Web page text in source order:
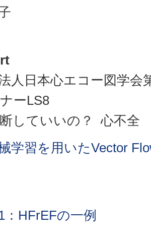
人日本心エコー図学会
ーLS8
していいの？ 心不全
学習を用いたVector
：HFrEFの一例